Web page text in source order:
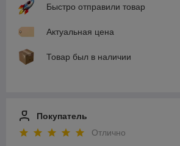
Быстро отправили товар
Актуальная цена
Товар был в наличии
Покупатель
Отлично